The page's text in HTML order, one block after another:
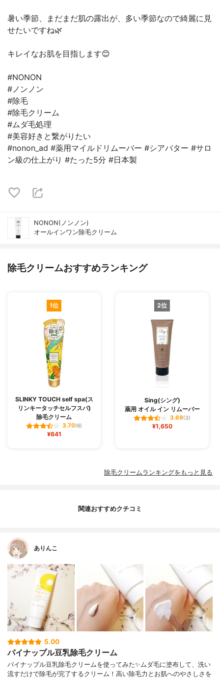
暑い季節、まだまだ肌の露出が、多い季節なので綺麗に見
せたいですね🌿
キレイなお肌を目指します😊
#NONON
#ノンノン
#除毛
#除毛クリーム
#ムダ毛処理
#美容好きと繋がりたい
#nonon_ad #薬用マイルドリムーバー #シアバター #サロ
ン級の仕上がり #たった5分 #日本製
NONON(ノンノン)
オールインワン除毛クリーム
除毛クリームおすすめランキング
1位
SLINKY TOUCH self spa(ス
リンキータッチセルフスパ)
除毛クリーム
3.70(6)
¥641
2位
Sing(シング)
薬用 オイル イン リムーバー
3.69(3)
¥1,650
除毛クリームランキングをもっと見る
関連おすすめクチコミ
ありんこ
5.00
パイナップル豆乳除毛クリーム
パイナップル豆乳除毛クリームを使ってみた✨ムダ毛に塗布して、洗い
流すだけで除毛が完了するクリーム！高い除毛力とお肌へのやさしさを